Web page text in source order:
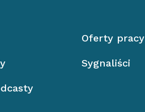
Oferty pracy
Sygnaliści